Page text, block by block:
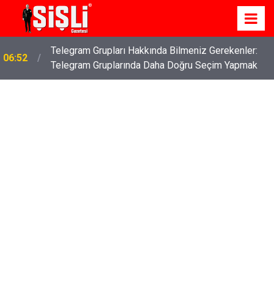
06:52
Telegram Grupları Hakkında Bilmeniz Gerekenler:
Telegram Gruplarında Daha Doğru Seçim Yapmak